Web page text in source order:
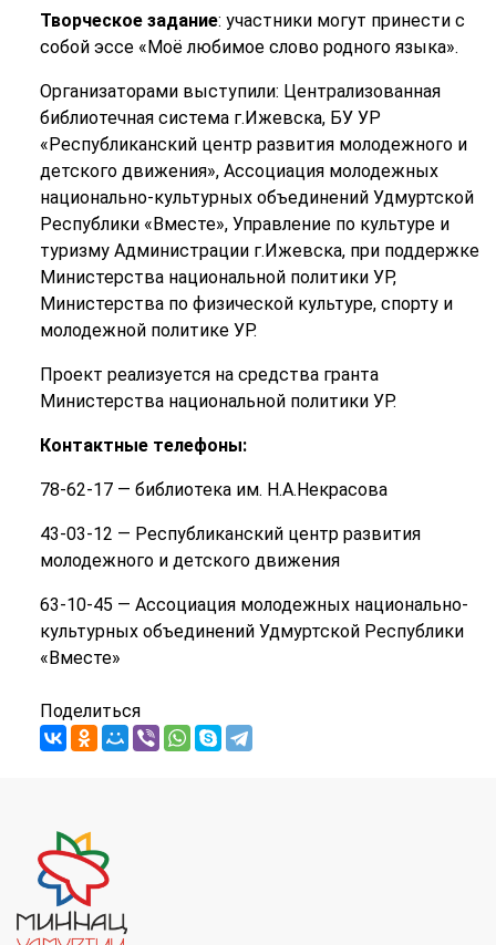
Творческое задание: участники могут принести с
собой эссе «Моё любимое слово родного языка».
Организаторами выступили: Централизованная
библиотечная система г.Ижевска, БУ УР
«Республиканский центр развития молодежного и
детского движения», Ассоциация молодежных
национально-культурных объединений Удмуртской
Республики «Вместе», Управление по культуре и
туризму Администрации г.Ижевска, при поддержке
Министерства национальной политики УР,
Министерства по физической культуре, спорту и
молодежной политике УР.
Проект реализуется на средства гранта
Министерства национальной политики УР.
Контактные телефоны:
78-62-17 — библиотека им. Н.А.Некрасова
43-03-12 — Республиканский центр развития
молодежного и детского движения
63-10-45 — Ассоциация молодежных национально-
культурных объединений Удмуртской Республики
«Вместе»
Поделиться